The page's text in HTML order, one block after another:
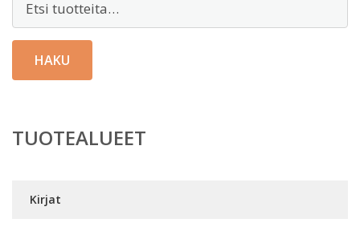
HAKU
TUOTEALUEET
Kirjat